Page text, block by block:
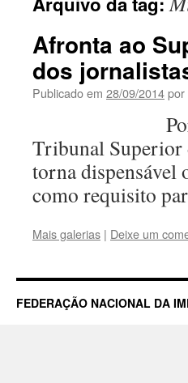
Afronta ao
dos
Publicado em 28/09/2014por
Por Jomar
Tribunal Superior
torna dispensável
como requisito
Mais galerias | Deixe um
FEDERAÇÃO NACIONAL DA